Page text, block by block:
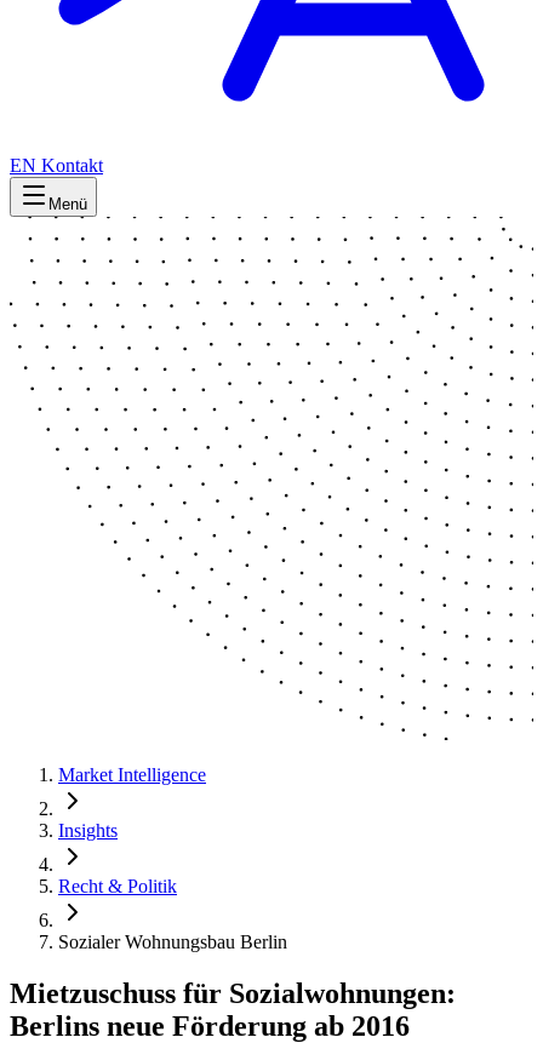
EN Kontakt
Menü
Market Intelligence
Insights
Recht & Politik
Sozialer Wohnungsbau Berlin
Mietzuschuss für Sozialwohnungen:
Berlins neue Förderung ab 2016